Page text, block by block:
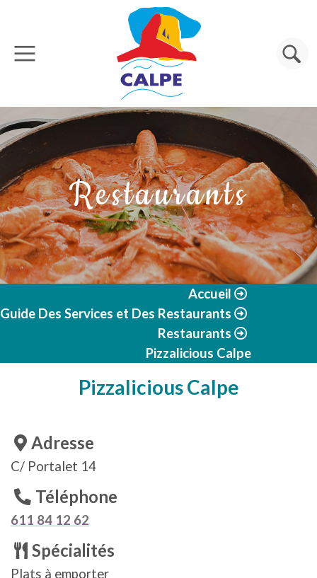
Aller au contenu principal
Rechercher
Restaurants
Accueil
Guide Des Services et Des Restaurants
Restaurants
Pizzalicious Calpe
Pizzalicious Calpe
Adresse
C/ Portalet 14
Téléphone
611 84 12 62
Spécialités
Plats à emporter